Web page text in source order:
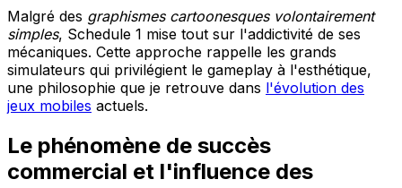
Malgré des graphismes cartoonesques volontairement
simples, Schedule 1 mise tout sur l'addictivité de ses
mécaniques. Cette approche rappelle les grands
simulateurs qui privilégient le gameplay à l'esthétique,
une philosophie que je retrouve dans l'évolution des
jeux mobiles actuels.
Le phénomène de succès
commercial et l'influence des